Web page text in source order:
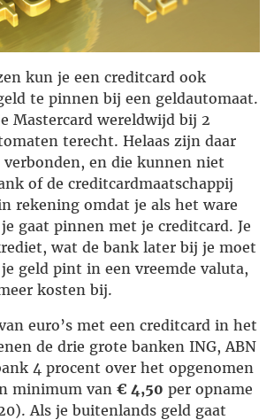
kun je een creditcard ook
te pinnen bij een geldautomaat.
Mastercard wereldwijd bij 2
terecht. Helaas zijn daar
en die kunnen niet
of de creditcardmaatschappij
rekening omdat je als het ware
je gaat pinnen met je creditcard. Je
wat de bank later bij je moet
geld pint in een vreemde valuta,
kosten bij.
euro’s met een creditcard in het
de drie grote banken ING, ABN
4 procent over het opgenomen
minimum van € 4,50 per opname
Als je buitenlands geld gaat